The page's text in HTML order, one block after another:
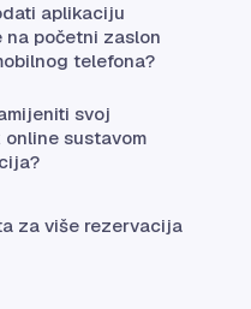
aplikaciju
na početni zaslon
telefona?
svoj
online sustavom
za više rezervacija